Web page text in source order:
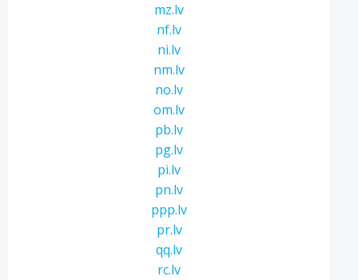
mz.lv
nf.lv
ni.lv
nm.lv
no.lv
om.lv
pb.lv
pg.lv
pi.lv
pn.lv
ppp.lv
pr.lv
qq.lv
rc.lv